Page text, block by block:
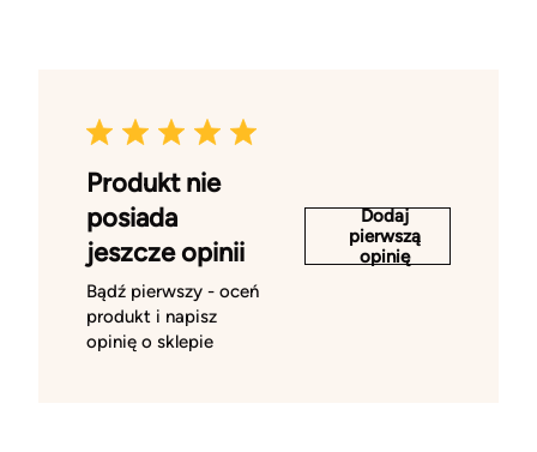
Produkt nie
posiada
jeszcze opinii
Bądź pierwszy - oceń
produkt i napisz
opinię o sklepie
Dodaj
pierwszą
opinię